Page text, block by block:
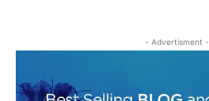
- Advertisment -